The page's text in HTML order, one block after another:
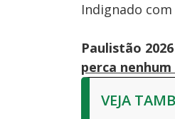
Indignado
Paulistão
perca nenhum
VEJA